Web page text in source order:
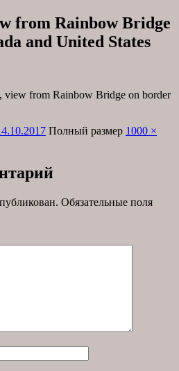
from Rainbow Bridge
and United States
view from Rainbow Bridge on border
Полный размер 1000 ×
Обязательные поля